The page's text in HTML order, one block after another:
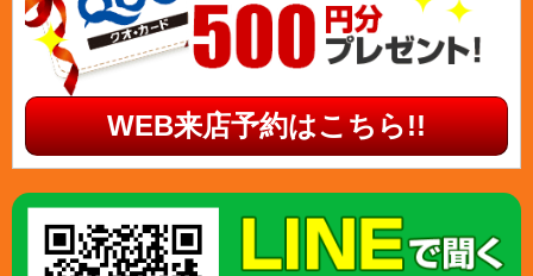
WEB来店予約はこちら!!